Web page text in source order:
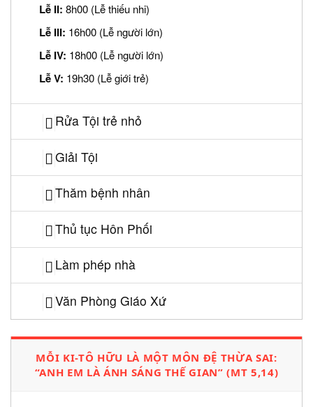
Lễ II: 8h00 (Lễ thiếu nhi)
Lễ III: 16h00 (Lễ người lớn)
Lễ IV: 18h00 (Lễ người lớn)
Lễ V: 19h30 (Lễ giới trẻ)
Rửa Tội trẻ nhỏ
Giải Tội
Thăm bệnh nhân
Thủ tục Hôn Phối
Làm phép nhà
Văn Phòng Giáo Xứ
MỖI KI-TÔ HỮU LÀ MỘT MÔN ĐỆ THỪA SAI:
“ANH EM LÀ ÁNH SÁNG THẾ GIAN” (MT 5,14)